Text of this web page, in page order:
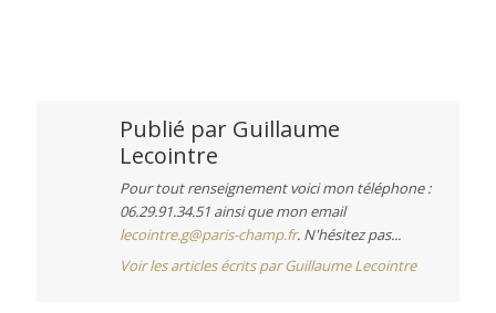
Publié par Guillaume
Lecointre
Pour tout renseignement voici mon téléphone :
06.29.91.34.51 ainsi que mon email
lecointre.g@paris-champ.fr. N'hésitez pas...
Voir les articles écrits par Guillaume Lecointre